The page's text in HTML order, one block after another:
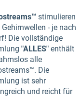
stimulieren
Gehirnwellen - je nach
Die vollständige
"ALLES" enthält
alle
Die
ist sehr
und reicht für